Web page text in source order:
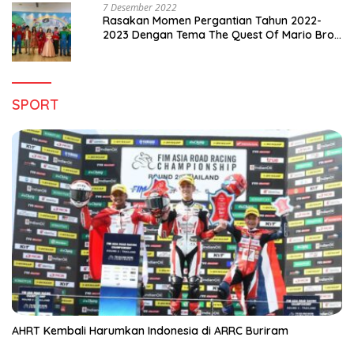
7 Desember 2022
Rasakan Momen Pergantian Tahun 2022-
2023 Dengan Tema The Quest Of Mario Bros
SPORT
AHRT Kembali Harumkan Indonesia di ARRC Buriram